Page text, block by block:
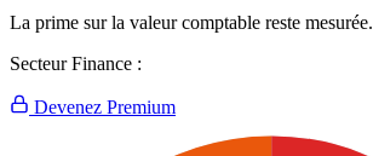
La prime sur la valeur comptable reste mesurée.
Secteur Finance :
Devenez Premium